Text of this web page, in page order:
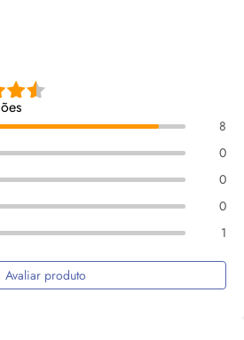
8
0
0
0
1
Avaliar produto